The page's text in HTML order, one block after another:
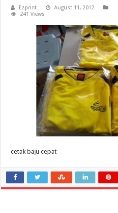
Ezprint August 11, 2012
241 Views
cetak baju cepat